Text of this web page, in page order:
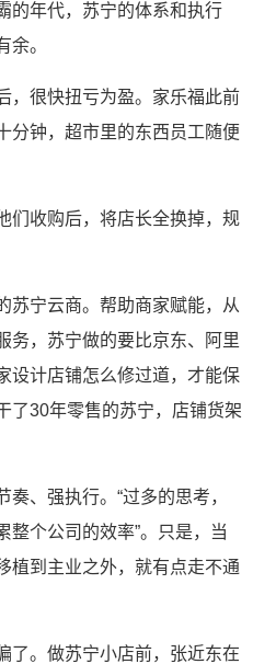
的年代，苏宁的体系和执行
余。
，很快扭亏为盈。家乐福此前
分钟，超市里的东西员工随便
们收购后，将店长全换掉，规
苏宁云商。帮助商家赋能，从
务，苏宁做的要比京东、阿里
设计店铺怎么修过道，才能保
了30年零售的苏宁，店铺货架
、强执行。“过多的思考，
整个公司的效率”。只是，当
植到主业之外，就有点走不通
了。做苏宁小店前，张近东在